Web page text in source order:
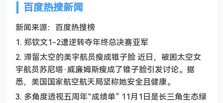
百度热搜新闻
新闻来源：百度热搜榜
1. 郑钦文1-2遭逆转夺年终总决赛亚军
2. 滞留太空的美宇航员瘦成锥子脸 近日，被困太空女
宇航员苏尼塔·威廉姆斯瘦成了锥子脸引发讨论。据
悉，美国国家航空航天局坚称她安全且健康。
3. 多角度透视五周年“成绩单” 11月1日是长三角生态绿